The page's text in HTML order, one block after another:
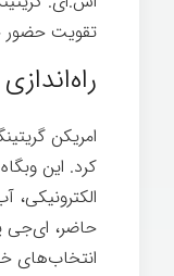
تقویت
کرد. این
حاضر، ای‌جی
انتخاب‌های